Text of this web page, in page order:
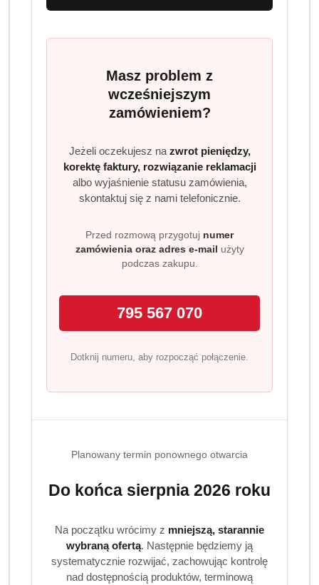
Masz problem z
wcześniejszym
zamówieniem?
Jeżeli oczekujesz na zwrot pieniędzy,
korektę faktury, rozwiązanie reklamacji
albo wyjaśnienie statusu zamówienia,
skontaktuj się z nami telefonicznie.
Przed rozmową przygotuj numer
zamówienia oraz adres e-mail użyty
podczas zakupu.
795 567 070
Dotknij numeru, aby rozpocząć połączenie.
Planowany termin ponownego otwarcia
Do końca sierpnia 2026 roku
Na początku wrócimy z mniejszą, starannie
wybraną ofertą. Następnie będziemy ją
systematycznie rozwijać, zachowując kontrolę
nad dostępnością produktów, terminową